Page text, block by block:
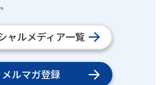
ャルメディア一覧
メルマガ登録